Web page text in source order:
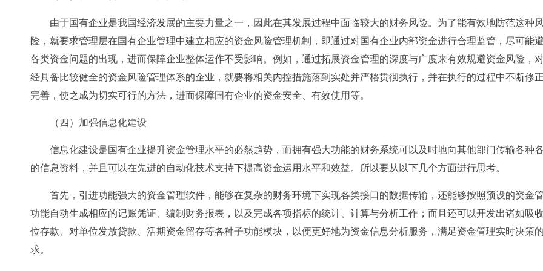
由于国有企业是我国经济发展的主要力量之一，因此在其发展过程中面临较大的财务风险。为了能有效地防范这种
险，就要求管理层在国有企业管理中建立相应的资金风险管理机制，即通过对国有企业内部资金进行合理监管，尽可能
各类资金问题的出现，进而保障企业整体运作不受影响。例如，通过拓展资金管理的深度与广度来有效规避资金风险，
经具备比较健全的资金风险管理体系的企业，就要将相关内控措施落到实处并严格贯彻执行，并在执行的过程中不断修
完善，使之成为切实可行的方法，进而保障国有企业的资金安全、有效使用等。
（四）加强信息化建设
信息化建设是国有企业提升资金管理水平的必然趋势，而拥有强大功能的财务系统可以及时地向其他部门传输各种
的信息资料，并且可以在先进的自动化技术支持下提高资金运用水平和效益。所以要从以下几个方面进行思考。
首先，引进功能强大的资金管理软件，能够在复杂的财务环境下实现各类接口的数据传输，还能够按照预设的资金
功能自动生成相应的记账凭证、编制财务报表，以及完成各项指标的统计、计算与分析工作；而且还可以开发出诸如吸
位存款、对单位发放贷款、活期资金留存等各种子功能模块，以便更好地为资金信息分析服务，满足资金管理实时决策
求。